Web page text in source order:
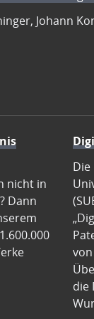
Johann
nicht in
Dann
Die
die